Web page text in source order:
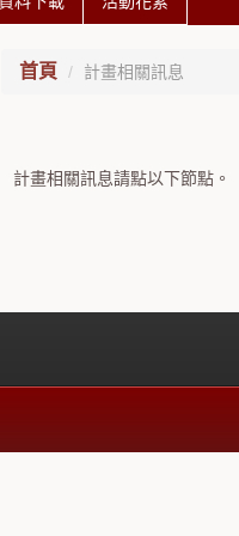
首頁 計畫相關訊息
計畫相關訊息請點以下節點。